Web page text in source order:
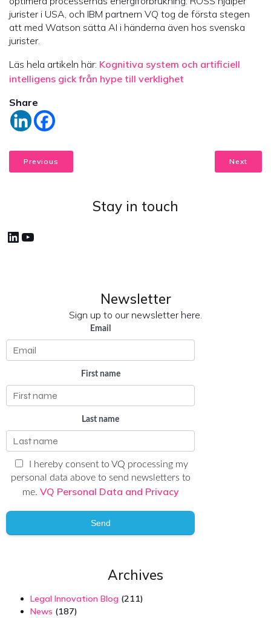
jurister i USA, och IBM partnern VQ tog de första stegen
att med Watson sätta AI i händerna även hos svenska
jurister.
Läs hela artikeln här: Kognitiva system och artificiell
intelligens gick från hype till verklighet
Share
Previous Next
Stay in touch
LinkedIn
YouTube
Newsletter
Sign up to our newsletter here.
Email
First name
Last name
I hereby consent to VQ processing my
personal data above to send newsletters to
me. VQ Personal Data and Privacy
Send
Archives
Legal Innovation Blog (211)
News (187)